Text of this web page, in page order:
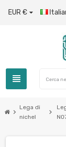
EUR €
view_headline
chevron_right
Lega di
nichel
chevron_right